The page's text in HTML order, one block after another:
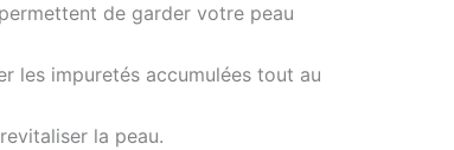
de garder votre peau
les impuretés accumulées tout au
la peau.